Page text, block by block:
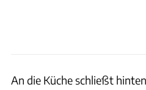
An die Küche schließt